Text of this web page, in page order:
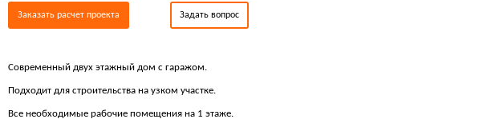
Задать вопрос
Заказать расчет проекта
Современный двух этажный дом с гаражом.
Подходит для строительства на узком участке.
Все необходимые рабочие помещения на 1 этаже.